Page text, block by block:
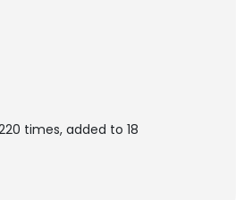
times, added to 18